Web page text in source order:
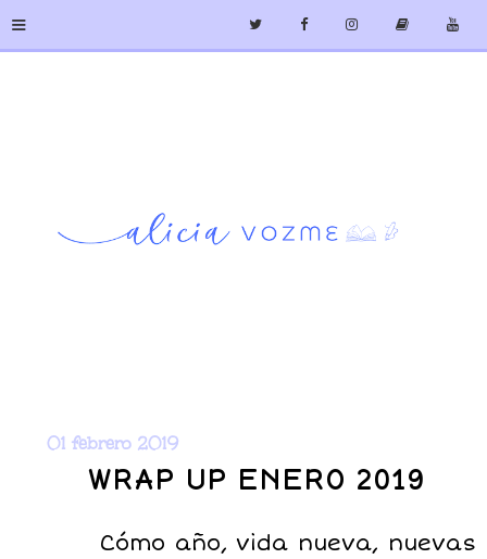
≡
01 febrero 2019
WRAP UP ENERO 2019
Cómo año, vida nueva, nuevas